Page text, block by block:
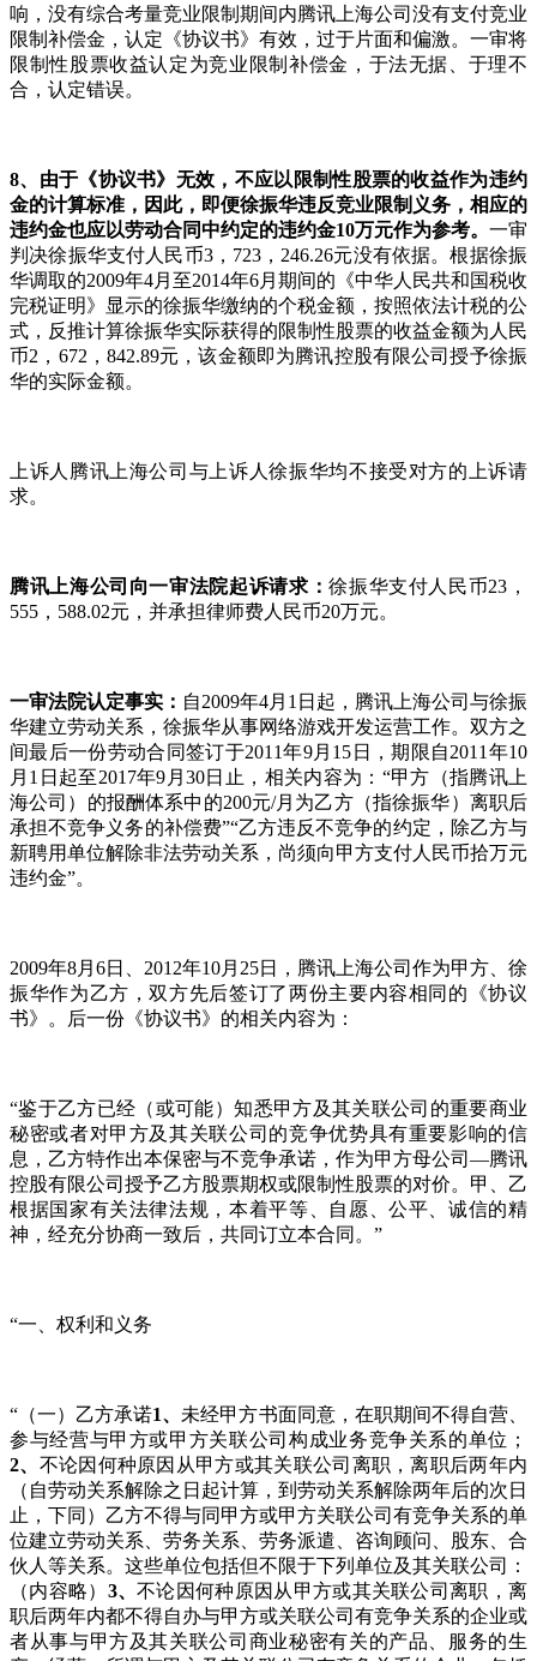
响，没有综合考量竞业限制期间内腾讯上海公司没有支付竞业
限制补偿金，认定《协议书》有效，过于片面和偏激。一审将
限制性股票收益认定为竞业限制补偿金，于法无据、于理不
合，认定错误。
8、由于《协议书》无效，不应以限制性股票的收益作为违约
金的计算标准，因此，即便徐振华违反竞业限制义务，相应的
违约金也应以劳动合同中约定的违约金10万元作为参考。 一审
判决徐振华支付人民币3，723，246.26元没有依据。根据徐振
华调取的2009年4月至2014年6月期间的《中华人民共和国税收
完税证明》显示的徐振华缴纳的个税金额，按照依法计税的公
式，反推计算徐振华实际获得的限制性股票的收益金额为人民
币2，672，842.89元，该金额即为腾讯控股有限公司授予徐振
华的实际金额。
上诉人腾讯上海公司与上诉人徐振华均不接受对方的上诉请
求。
腾讯上海公司向一审法院起诉请求：徐振华支付人民币23，
555，588.02元，并承担律师费人民币20万元。
一审法院认定事实： 自2009年4月1日起，腾讯上海公司与徐振
华建立劳动关系，徐振华从事网络游戏开发运营工作。双方之
间最后一份劳动合同签订于2011年9月15日，期限自2011年10
月1日起至2017年9月30日止，相关内容为：“甲方（指腾讯上
海公司）的报酬体系中的200元/月为乙方（指徐振华）离职后
承担不竞争义务的补偿费”“乙方违反不竞争的约定，除乙方与
新聘用单位解除非法劳动关系，尚须向甲方支付人民币拾万元
违约金”。
2009年8月6日、2012年10月25日，腾讯上海公司作为甲方、徐
振华作为乙方，双方先后签订了两份主要内容相同的《协议
书》。后一份《协议书》的相关内容为：
“鉴于乙方已经（或可能）知悉甲方及其关联公司的重要商业
秘密或者对甲方及其关联公司的竞争优势具有重要影响的信
息，乙方特作出本保密与不竞争承诺，作为甲方母公司—腾讯
控股有限公司授予乙方股票期权或限制性股票的对价。甲、乙
根据国家有关法律法规，本着平等、自愿、公平、诚信的精
神，经充分协商一致后，共同订立本合同。”
“一、权利和义务
“（一）乙方承诺1、 未经甲方书面同意，在职期间不得自营、
参与经营与甲方或甲方关联公司构成业务竞争关系的单位；
2、 不论因何种原因从甲方或其关联公司离职，离职后两年内
（自劳动关系解除之日起计算，到劳动关系解除两年后的次日
止，下同）乙方不得与同甲方或甲方关联公司有竞争关系的单
位建立劳动关系、劳务关系、劳务派遣、咨询顾问、股东、合
伙人等关系。这些单位包括但不限于下列单位及其关联公司：
（内容略） 3、不论因何种原因从甲方或其关联公司离职，离
职后两年内都不得自办与甲方或关联公司有竞争关系的企业或
者从事与甲方及其关联公司商业秘密有关的产品、服务的生